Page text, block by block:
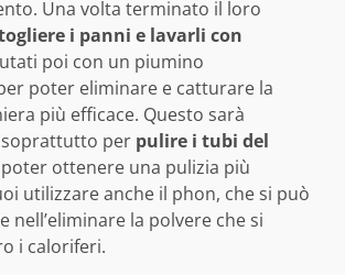
Una volta terminato il loro
i panni e lavarli con
poi con un piumino
poter eliminare e catturare la
più efficace. Questo sarà
per pulire i tubi del
ottenere una pulizia più
utilizzare anche il phon, che si può
nell’eliminare la polvere che si
i caloriferi.